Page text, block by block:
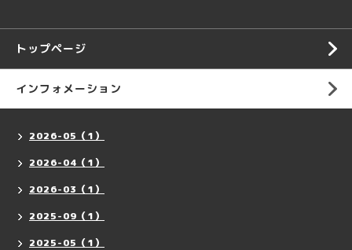
トップページ
インフォメーション
2026-05（1）
2026-04（1）
2026-03（1）
2025-09（1）
2025-05（1）